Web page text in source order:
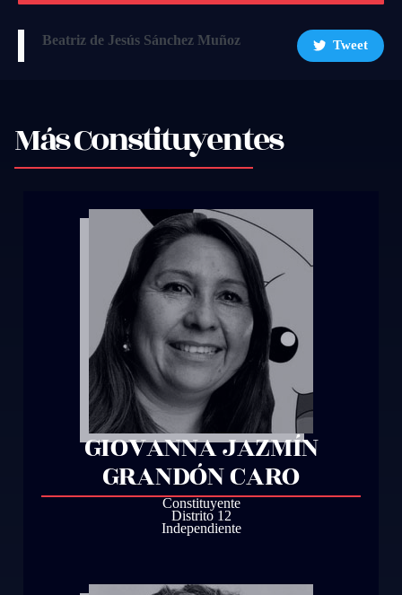
Beatriz de Jesús Sánchez Muñoz Tweet
Más Constituyentes
GIOVANNA JAZMÍN
GRANDÓN CARO
Constituyente
Distrito 12
Independiente